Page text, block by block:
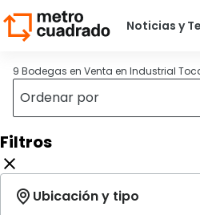
9 Bodegas en Venta en Industrial
Filtros